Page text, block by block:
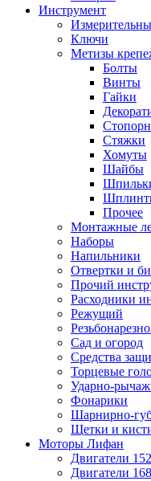
Инструмент
Ключи
Метизы
Болты
Винты
Гайки
Стяжки
Хомуты
Шайбы
Прочее
Монтажные
Наборы
Напильники
Отвертки и
Прочий
Расходники
Режущий
Сад и огород
Средства
Торцевые
Ударно-
Фонарики
Шарнирно-
Щетки и
Моторы Лифан
Двигатели
Двигатели